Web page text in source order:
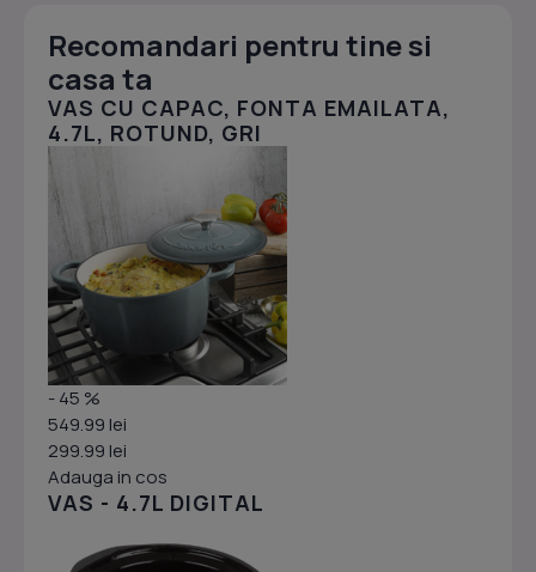
Recomandari pentru tine si
casa ta
VAS CU CAPAC, FONTA EMAILATA,
4.7L, ROTUND, GRI
- 45 %
549.99 lei
299.99 lei
Adauga in cos
VAS - 4.7L DIGITAL